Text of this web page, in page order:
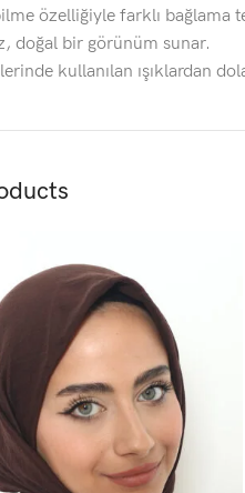
özelliğiyle farklı bağlama
doğal bir görünüm sunar.
kullanılan ışıklardan